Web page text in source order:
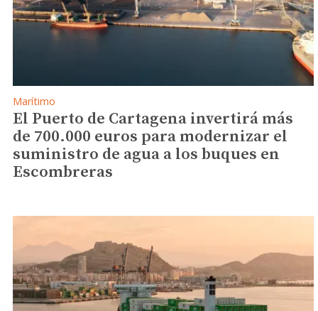
Marítimo
El Puerto de Cartagena invertirá más
de 700.000 euros para modernizar el
suministro de agua a los buques en
Escombreras